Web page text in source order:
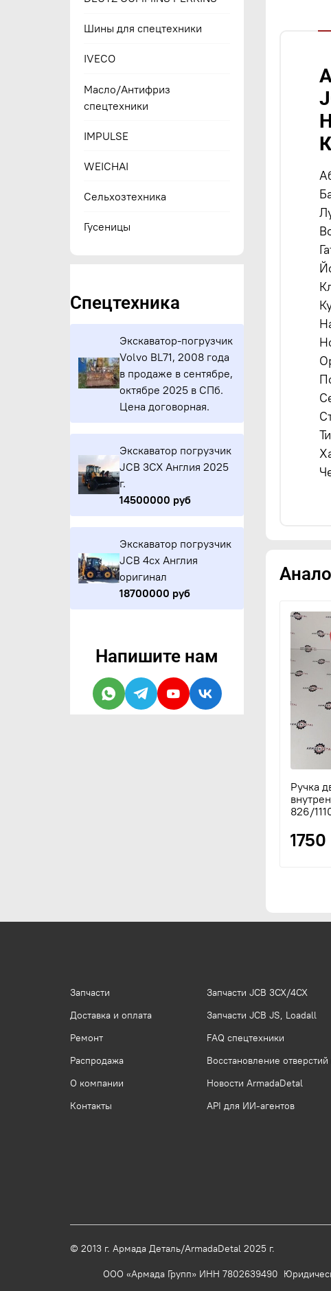
Ручка
826/
Шины для спецтехники
IVECO
Масло/Антифриз
спецтехники
IMPULSE
WEICHAI
Сельхозтехника
Гусеницы
Спецтехника
Экскаватор-погрузчик
Volvo BL71, 2008 года
в продаже в сентябре,
октябре 2025 в СПб.
Цена договорная.
Экскаватор погрузчик
JCB 3CX Англия 2025
г.
14500000 руб
Экскаватор погрузчик
JCB 4cx Англия
оригинал
18700000 руб
Напишите нам
Запчасти
Доставка и оплата
Ремонт
Распродажа
О компании
Контакты
Запчасти JCB 3CX/4CX
Запчасти JCB JS, Loadall
FAQ спецтехники
Восстановление
Новости ArmadaDetal
API для ИИ-агентов
© 2013 г. Армада Деталь/ArmadaDetal 2025 г.
ООО «Армада Групп» ИНН 7802639490 Юридический